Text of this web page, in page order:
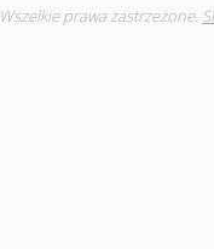
Wszelkie prawa zastrzeżone.